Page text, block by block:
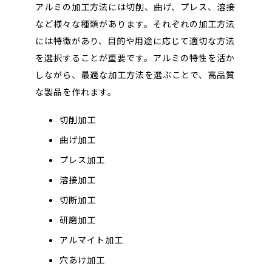
アルミの加工方法には切削、曲げ、プレス、溶接
など様々な種類があります。それぞれの加工方法
には特徴があり、目的や用途に応じて適切な方法
を選択することが重要です。アルミの特性を活か
しながら、最適な加工方法を選ぶことで、 高品質
な製品を作れます。
切削加工
曲げ加工
プレス加工
溶接加工
切断加工
研磨加工
アルマイト加工
穴あけ加工